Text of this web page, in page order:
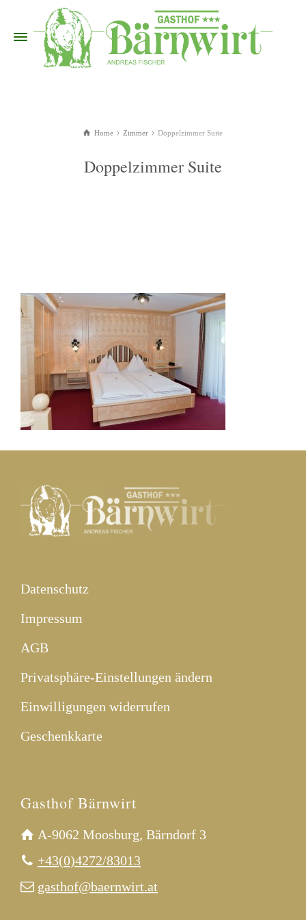
Home Zimmer Doppelzimmer Suite
Doppelzimmer Suite
Datenschutz
Impressum
AGB
Privatsphäre-Einstellungen ändern
Einwilligungen widerrufen
Geschenkkarte
Gasthof Bärnwirt
A-9062 Moosburg, Bärndorf 3
+43(0)4272/83013
gasthof@baernwirt.at